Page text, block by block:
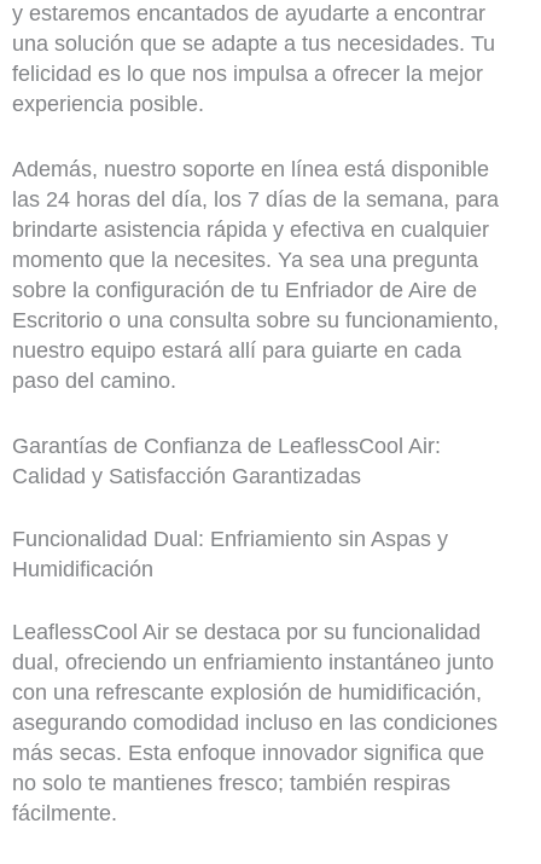
y estaremos encantados de ayudarte a encontrar
una solución que se adapte a tus necesidades. Tu
felicidad es lo que nos impulsa a ofrecer la mejor
experiencia posible.
Además, nuestro soporte en línea está disponible
las 24 horas del día, los 7 días de la semana, para
brindarte asistencia rápida y efectiva en cualquier
momento que la necesites. Ya sea una pregunta
sobre la configuración de tu Enfriador de Aire de
Escritorio o una consulta sobre su funcionamiento,
nuestro equipo estará allí para guiarte en cada
paso del camino.
Garantías de Confianza de LeaflessCool Air:
Calidad y Satisfacción Garantizadas
Funcionalidad Dual: Enfriamiento sin Aspas y
Humidificación
LeaflessCool Air se destaca por su funcionalidad
dual, ofreciendo un enfriamiento instantáneo junto
con una refrescante explosión de humidificación,
asegurando comodidad incluso en las condiciones
más secas. Esta enfoque innovador significa que
no solo te mantienes fresco; también respiras
fácilmente.